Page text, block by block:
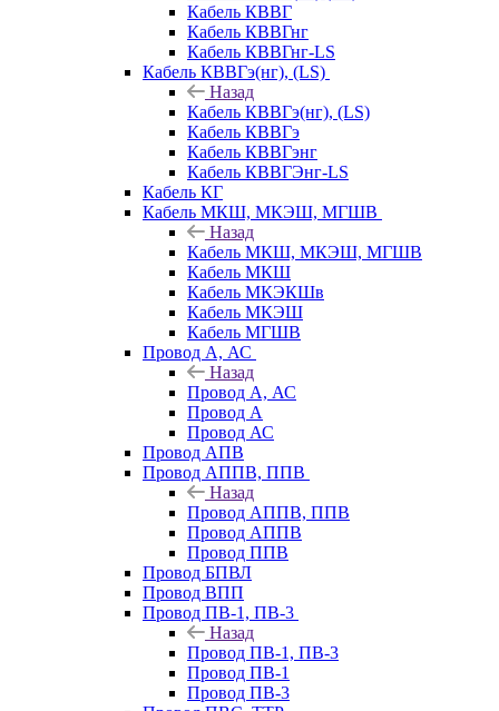
Кабель КВВГ
Кабель КВВГнг
Кабель КВВГнг-LS
Кабель КВВГэ(нг), (LS)
Назад
Кабель КВВГэ(нг), (LS)
Кабель КВВГэ
Кабель КВВГэнг
Кабель КВВГЭнг-LS
Кабель КГ
Кабель МКШ, МКЭШ, МГШВ
Назад
Кабель МКШ, МКЭШ, МГШВ
Кабель МКШ
Кабель МКЭКШв
Кабель МКЭШ
Кабель МГШВ
Провод А, АС
Назад
Провод А, АС
Провод А
Провод АС
Провод АПВ
Провод АППВ, ППВ
Назад
Провод АППВ, ППВ
Провод АППВ
Провод ППВ
Провод БПВЛ
Провод ВПП
Провод ПВ-1, ПВ-3
Назад
Провод ПВ-1, ПВ-3
Провод ПВ-1
Провод ПВ-3